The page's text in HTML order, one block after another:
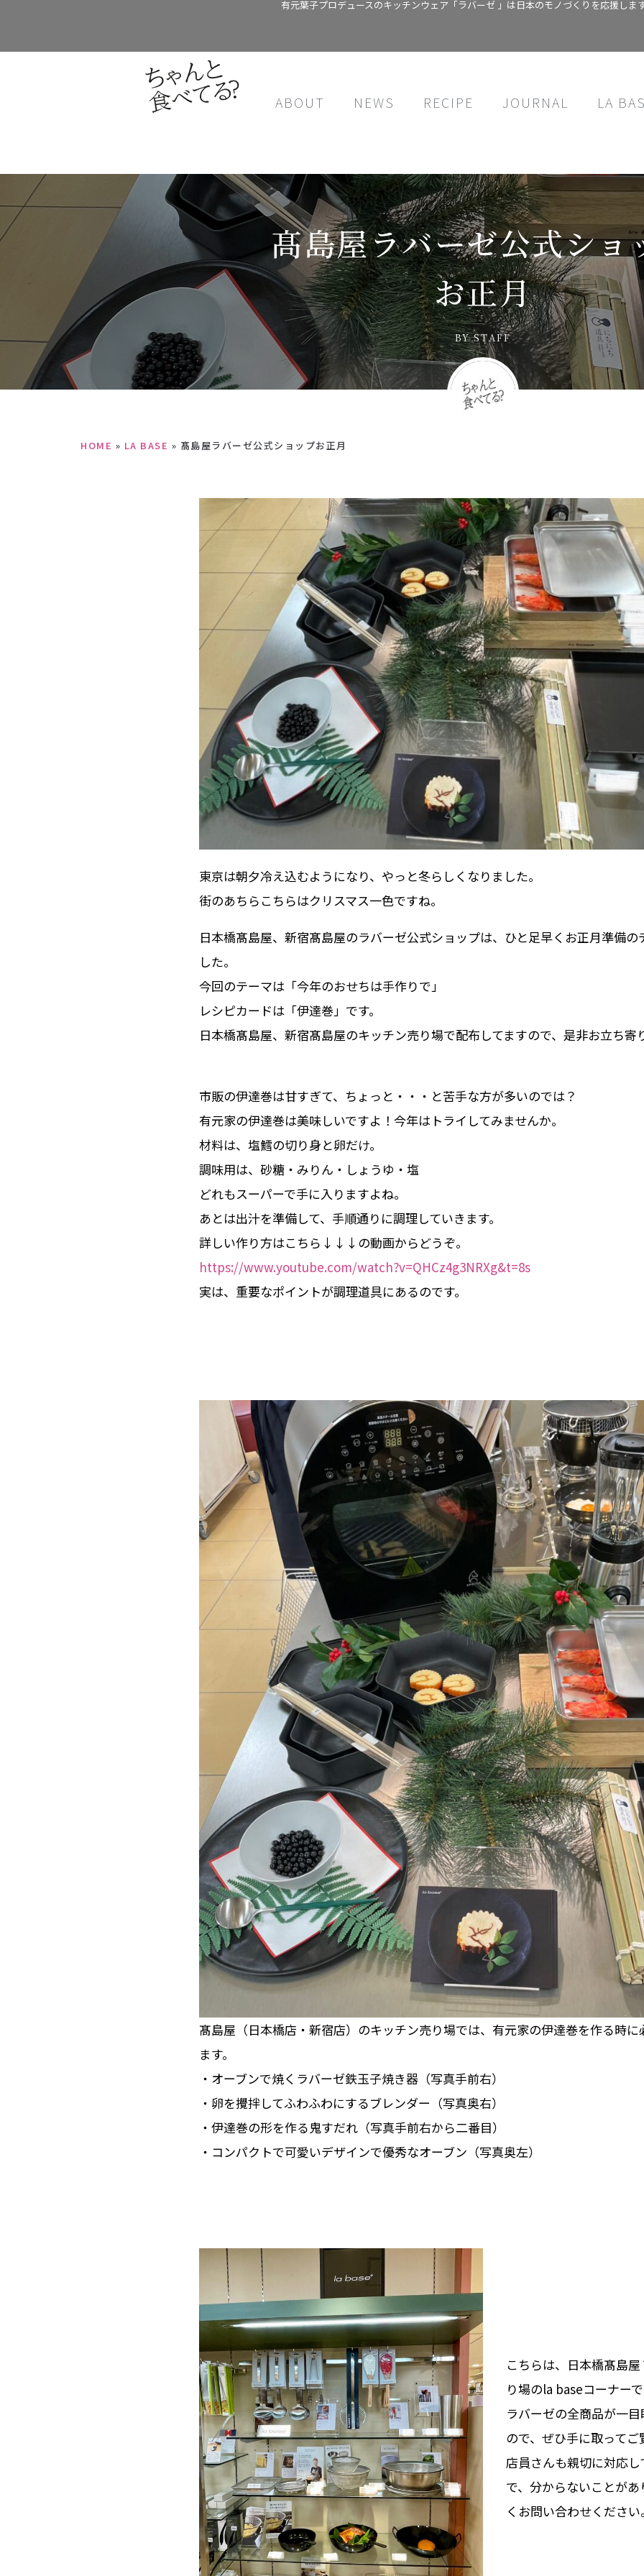
有元葉子プロデュースのキッチンウェア「ラバーゼ 」は日本のモノづくりを応援しま
ABOUT NEWS RECIPE JOURNAL LA
髙島屋ラバーゼ公式ショ
お正月
BYSTAFF
HOME » LA BASE » 髙島屋ラバーゼ公式ショップお正月
東京は朝夕冷え込むようになり、やっと冬らしくなりました。
街のあちらこちらはクリスマス一色ですね。
日本橋髙島屋、新宿髙島屋のラバーゼ公式ショップは、ひと足早くお正月準備の
した。
今回のテーマは「今年のおせちは手作りで」
レシピカードは「伊達巻」です。
日本橋髙島屋、新宿髙島屋のキッチン売り場で配布してますので、是非お立ち寄
市販の伊達巻は甘すぎて、ちょっと・・・と苦手な方が多いのでは？
有元家の伊達巻は美味しいですよ！今年はトライしてみませんか。
材料は、塩鱈の切り身と卵だけ。
調味用は、砂糖・みりん・しょうゆ・塩
どれもスーパーで手に入りますよね。
あとは出汁を準備して、手順通りに調理していきます。
詳しい作り方はこちら↓↓↓の動画からどうぞ。
https://www.youtube.com/watch?v=QHCz4g3NRXg&t=8s
実は、重要なポイントが調理道具にあるのです。
髙島屋（日本橋店・新宿店）のキッチン売り場では、有元家の伊達巻を作る時に
ます。
・オーブンで焼くラバーゼ鉄玉子焼き器（写真手前右）
・卵を攪拌してふわふわにするブレンダー（写真奥右）
・伊達巻の形を作る鬼すだれ（写真手前右から二番目）
・コンパクトで可愛いデザインで優秀なオーブン（写真奥左）
こちらは、日本橋髙島
り場のla baseコーナーで
ラバーゼの全商品が一
ので、ぜひ手に取ってご
店員さんも親切に対応
で、分からないことが
くお問い合わせください。